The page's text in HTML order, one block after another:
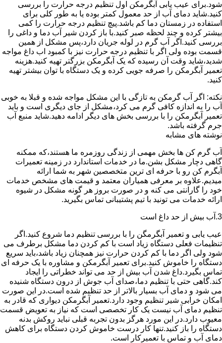
شود.برای عیب یابی آبگرمکن اول تنظیم درجه حرارت را بررسی
کنید.شاید دمای آب از حد معمول کمتر بوده یا به طور کلی برای
استفاده در زمستان دما کم باشد.پیچ تنظیم درجه حرارت را کمی
بیشتر کرده و چند لحظه صبر کنید.با باز کردن شیر آب دما و داغی را
بررسی کنید.اگر آب گرم در لوله جریان دارد،پس مشکل از همین
قسمت بوده ولی اگر با تنظیم درجه حرارت نیز با کمبود اب داغ مواجه
شدید،شاید وقت آن رسیده که یک آبگرمکن بزرگتر تهیه کنید.هزینه
تعمیر آبگرمکن را صرفه جویی کرده و یک دستگاه با توان بیشتر تهیه
کنید.
نکته: اگر آب گرمکن به تازگی با این مشکل مواجه شده و قبلا به خوبی
آب را به اندازه کافی گرم می کرد،مشکل از جای دیگری است و باید
تعمیر آبگرمکن را با بررسی بخش های دیگر ادامه دهید.شاید منبع آب
جرم گرفته باشد.
نوشته های مشابه
آب گرم کن ها بخش مهمی از زندگی روزمره ما هستند،که ممکنه
گاهی دچار مشکل بشن.ما در خدمات استاندارد در زمینه تعمیرات
آبگرم کن رو با حرفه ای ترین متخصصین شهر به شما ارائه
میدیم.علاوه بر معرفی همیاران معتمد و قیمت های مشخص خدمات
خود را گارانتی می کنه و در صورت بروز هر گونه مشکل در شیوه
ارائه خدمات می تونید با تیم پشتیبانی تماس بگیرید.
3.آب بیش از حد داغ است
عیب یابی و تعمیر آبگرمگن را با بررسی تنظیم دما شروع کنید.اگر
تنظیمات فعلی دستگاه زیاد است با کم کردن دما مشکل برطرف می
شود ولی اگر دما با کم کردن حرارت نیز همچنان زیاد باشد،باید سریع
دستگاه را خاموش کنید.برای تعمیر آبگرمکن و مشاوره با یک حرفه ای
تماس بگیرد.داغ شدن آب بیش از حد می تواند خطراتی را ایجاد
کند.گاهی حتی با تنظیم دما،صدای آب جوش از درون دستگاه شنیده
می شود و دمای آب بسیار بالاتر از حد تنظیم شده است.در این صورت
امکان خرابی شیر تنظیم وجود دارد.تعمیر آبگرمکن دیواری که قادر به
تنظیم دمای آب نیست یک کار تخصصی است که نیاز به تعویض قسمت
معیوب دارد.در این مورد هرگز بدون تجربه قبلی نباید روکش بدنه
دستگاه را باز کنید.تنها کار درست خاموش کردن دستگاه برای کاهش
دمای آب و تماس با تعمیرکار است.